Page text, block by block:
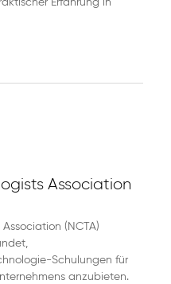
Erfahrung in
Association
(NCTA)
Schulungen für
anzubieten.